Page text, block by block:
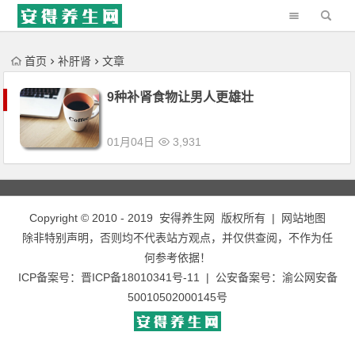
'); })();
首页 补肝肾 文章
9种补肾食物让男人更雄壮
01月04日 3,931
Copyright © 2010 - 2019 安得养生网 版权所有 |
网站地图
除非特别声明，否则均不代表站方观点，并仅供查阅，不作为任
何参考依据！
ICP备案号： 晋ICP备18010341号-11 | 公安备案号： 渝公网安备
50010502000145号